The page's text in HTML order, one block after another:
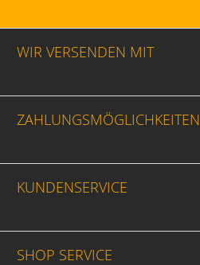
WIR VERSENDEN MIT
ZAHLUNGSMÖGLICHKEITEN
KUNDENSERVICE
SHOP SERVICE